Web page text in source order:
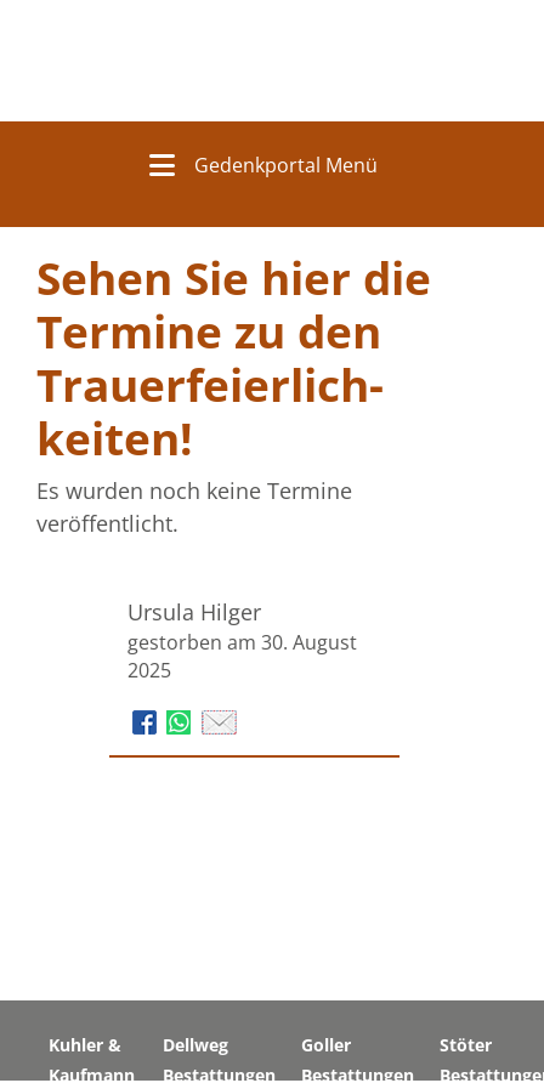
Gedenkportal Menü
Sehen Sie hier die
Termine zu den
Trauer­feierlich­
keiten!
Es wurden noch keine Termine
veröffentlicht.
Ursula Hilger
gestorben am 30. August
2025
Kuhler &
Kaufmann
Dellweg
Bestattungen
Goller
Bestattungen
Stöter